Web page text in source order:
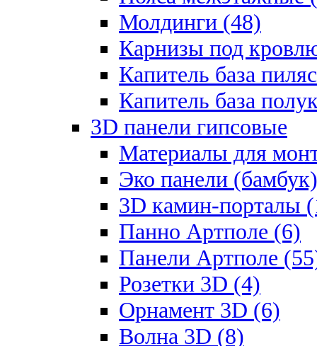
Молдинги (48)
Карнизы под
Капитель база
Капитель база
3D панели гипсовые
Материалы для
Эко панели
3D камин-порталы
Панно Артполе (6)
Панели Артполе
Розетки 3D (4)
Орнамент 3D (6)
Волна 3D (8)